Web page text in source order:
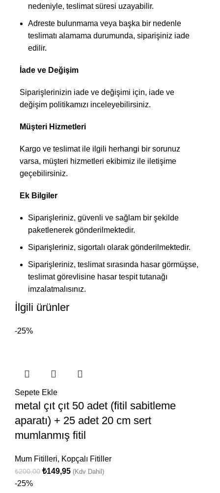
nedeniyle, teslimat süresi uzayabilir.
Adreste bulunmama veya başka bir nedenle
teslimatı alamama durumunda, siparişiniz iade
edilir.
İade ve Değişim
Siparişlerinizin iade ve değişimi için, iade ve
değişim politikamızı inceleyebilirsiniz.
Müşteri Hizmetleri
Kargo ve teslimat ile ilgili herhangi bir sorunuz
varsa, müşteri hizmetleri ekibimiz ile iletişime
geçebilirsiniz.
Ek Bilgiler
Siparişleriniz, güvenli ve sağlam bir şekilde
paketlenerek gönderilmektedir.
Siparişleriniz, sigortalı olarak gönderilmektedir.
Siparişleriniz, teslimat sırasında hasar görmüşse,
teslimat görevlisine hasar tespit tutanağı
imzalatmalısınız.
İlgili ürünler
-25%
Sepete Ekle
metal çıt çıt 50 adet (fitil sabitleme
aparatı) + 25 adet 20 cm sert
mumlanmış fitil
Mum Fitilleri, Kopçalı Fitiller
₺200,00 ₺149,95 (Kdv Dahil)
-25%